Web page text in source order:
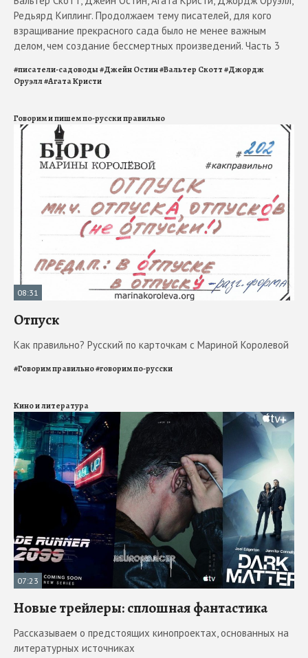
Редьярд Киплинг. Продолжаем тему писателей, для кого
взращивание прекрасного сада было не менее важным
делом, чем создание бессмертных произведений. Часть 3
#писатели-садоводы#Джейн Остин#Вальтер Скотт#Джордж
Оруэлл#Агата Кристи
Говорим и пишем по-русски правильно
08:31
Отпуск
Как правильно? Русский по карточкам с Мариной Королевой
#Говорим правильно#говорим по-русски
Кино и литература
07:23
Новые трейлеры: сплошная фантастика
Рассказываем о предстоящих кинопроектах, основанных на
литературных источниках